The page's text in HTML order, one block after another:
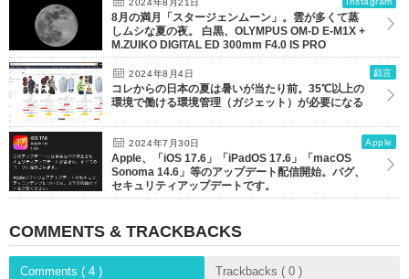
8月の満月「スタージェンムーン」。雲が多くて蒸
しムシな夏の夜。 白黒、OLYMPUS OM-D E-M1X +
M.ZUIKO DIGITAL ED 300mm F4.0 IS PRO
2024年8月4日 戯言
コレからの日本の夏は暑いが当たり前。35℃以上の
環境で働ける環境管理（ガジェット）が必要になる
2024年7月30日 Apple
Apple、「iOS 17.6」「iPadOS 17.6」「macOS
Sonoma 14.6」等のアップデート配信開始。バグ、
セキュリティアップデートです。
COMMENTS & TRACKBACKS
Comments ( 4 ) Trackbacks ( 0 )